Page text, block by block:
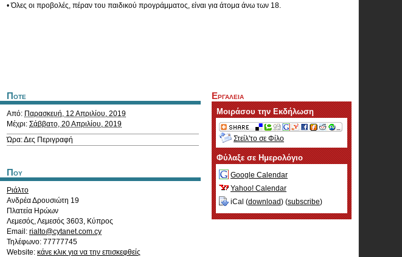
• Όλες οι προβολές, πέραν του παιδικού προγράμματος, είναι για άτομα άνω των 18.
Ποτε
Από: Παρασκευή, 12 Απριλίου, 2019
Μέχρι: Σάββατο, 20 Απριλίου, 2019
Ώρα: Δες Περιγραφή
Που
Ριάλτο
Ανδρέα Δρουσιώτη 19
Πλατεία Ηρώων
Λεμεσός,Λεμεσός 3603, Κύπρος
Email: rialto@cytanet.com.cy
Τηλέφωνο: 77777745
Website: κάνε κλικ για να την επισκεφθείς
Εργαλεια
Μοιράσου την Εκδήλωση
Στείλ'το σε Φίλο
Φύλαξε σε Ημερολόγιο
Google Calendar
Yahoo! Calendar
iCal (download) (subscribe)